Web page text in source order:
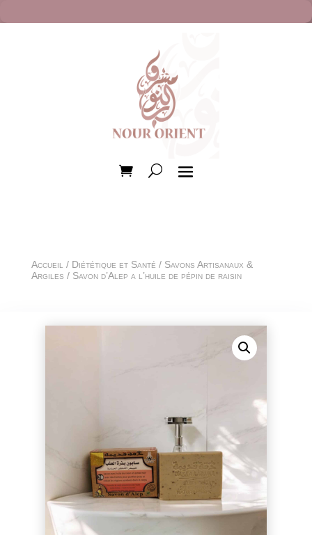
Accueil / Diététique et Santé / Savons Artisanaux &
Argiles / Savon d’Alep a l’huile de pépin de raisin